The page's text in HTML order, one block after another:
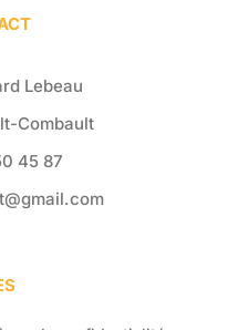
Lebeau
Combault
45 87